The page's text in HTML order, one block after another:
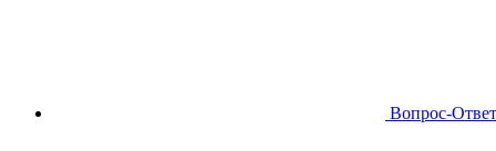
Вопрос-Ответ